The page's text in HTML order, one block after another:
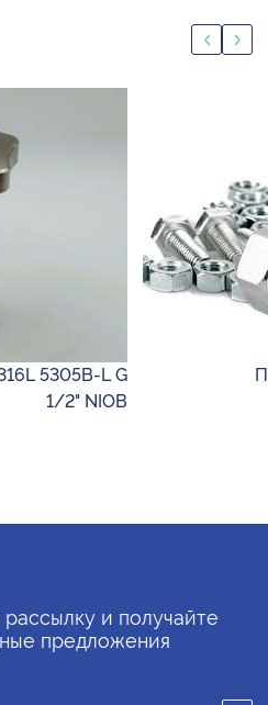
5305B-L G
1/2" NIOB
и получайте
предложения